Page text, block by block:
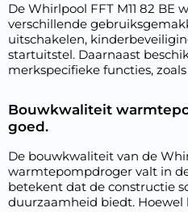
De Whirlpool FFT M11 82
verschillende
uitschakelen,
startuitstel. Daarnaast
merkspecifieke functies,
Bouwkwaliteit
goed.
De bouwkwaliteit van de
warmtepompdroger valt in
betekent dat de constructie
duurzaamheid biedt.